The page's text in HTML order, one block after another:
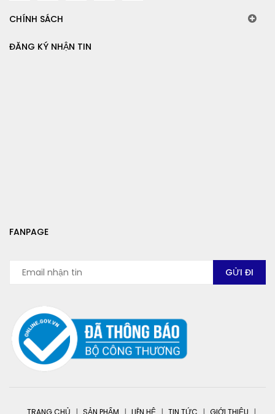
CHÍNH SÁCH
ĐĂNG KÝ NHẬN TIN
FANPAGE
TRANG CHỦ SẢN PHẨM LIÊN HỆ TIN TỨC GIỚI THIỆU